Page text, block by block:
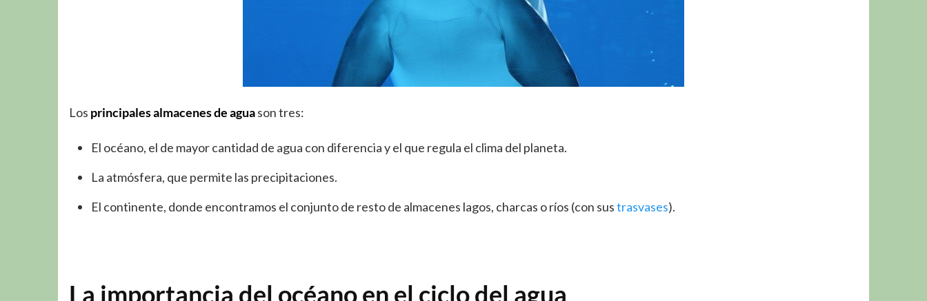
Los principales almacenes de aguason tres:
El océano, el de mayor cantidad de agua con diferencia y el que regula el clima del planeta.
La atmósfera, que permite las precipitaciones.
El continente, donde encontramos el conjunto de resto de almacenes lagos, charcas o ríos (con sustrasvases).
La importancia del océano en el ciclo del agua